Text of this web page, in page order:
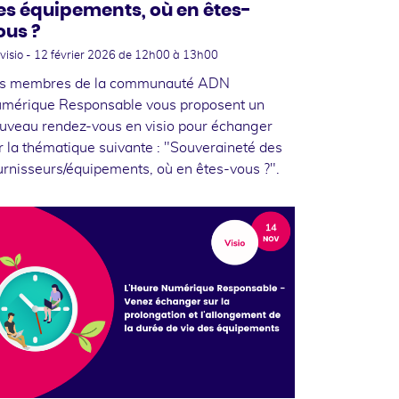
équipements, où en êtes-
?
- 12 février 2026 de 12h00 à 13h00
membres de la communauté ADN
Responsable vous proposent un
rendez-vous en visio pour échanger
la thématique suivante : "Souveraineté des
équipements, où en êtes-vous ?".